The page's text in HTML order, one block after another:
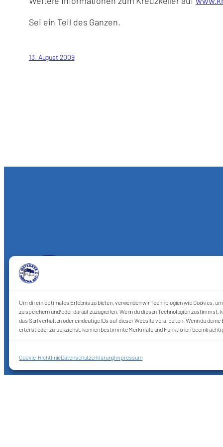
Um dir ein optimales Erlebnis zu bieten, verwenden wir Technologien wie Cookies,
zu speichern und/oder darauf zuzugreifen. Wenn du diesen Technologien zustimmst,
das Surfverhalten oder eindeutige IDs auf dieser Website verarbeiten. Wenn du
erteilst oder zurückziehst, können bestimmte Merkmale und Funktionen
Cookie-RichtlinieDatenschutzerklärungImpressum
Sei ein Teil des Ganzen.
13. August 2009
Förderkreis Ostkurve e.V.